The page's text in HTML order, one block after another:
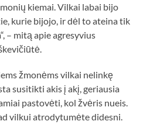
kiemai. Vilkai labai bijo
kurie bijojo, ir dėl to ateina tik
– mitą apie agresyvius
žmonėms vilkai nelinkę
susitikti akis į akį, geriausia
pastovėti, kol žvėris nueis.
vilkui atrodytumėte didesni.